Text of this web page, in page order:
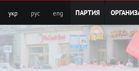
укр рус eng ПАРТИЯ